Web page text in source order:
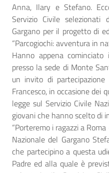
Anna, Ilary e Stefano.
Servizio Civile selezionati
Gargano per il progetto di
“Parcogiochi: avventura in
Hanno appena
presso la sede di Monte
un invito di partecipazione
Francesco, in occasione dei
legge sul Servizio Civile
giovani che hanno scelto di
“Porteremo i ragazzi a
Nazionale del Gargano
che partecipino a questa
Padre ed alla quale è